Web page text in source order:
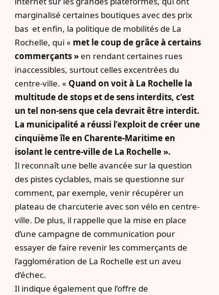
marginalisé certaines boutiques avec des prix
bas et enfin, la politique de mobilités de La
Rochelle, qui « met le coup de grâce à certains
commerçants » en rendant certaines rues
inaccessibles, surtout celles excentrées du
centre-ville. « Quand on voit à La Rochelle la
multitude de stops et de sens interdits, c’est
un tel non-sens que cela devrait être interdit.
La municipalité a réussi l’exploit de créer une
cinquième île en Charente-Maritime en
isolant le centre-ville de La Rochelle ».
Il reconnaît une belle avancée sur la question
des pistes cyclables, mais se questionne sur
comment, par exemple, venir récupérer un
plateau de charcuterie avec son vélo en centre-
ville. De plus, il rappelle que la mise en place
d’une campagne de communication pour
essayer de faire revenir les commerçants de
l’agglomération de La Rochelle est un aveu
d’échec.
Il indique également que l’offre de